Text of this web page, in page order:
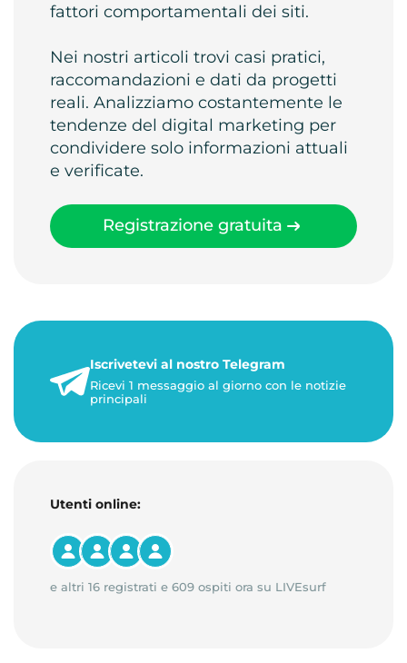
fattori comportamentali dei siti.
Nei nostri articoli trovi casi pratici,
raccomandazioni e dati da progetti
reali. Analizziamo costantemente le
tendenze del digital marketing per
condividere solo informazioni attuali
e verificate.
Registrazione gratuita
Iscrivetevi al nostro Telegram
Ricevi 1 messaggio al giorno con le notizie
principali
Utenti online:
e altri 16 registrati e 609 ospiti ora su LIVEsurf